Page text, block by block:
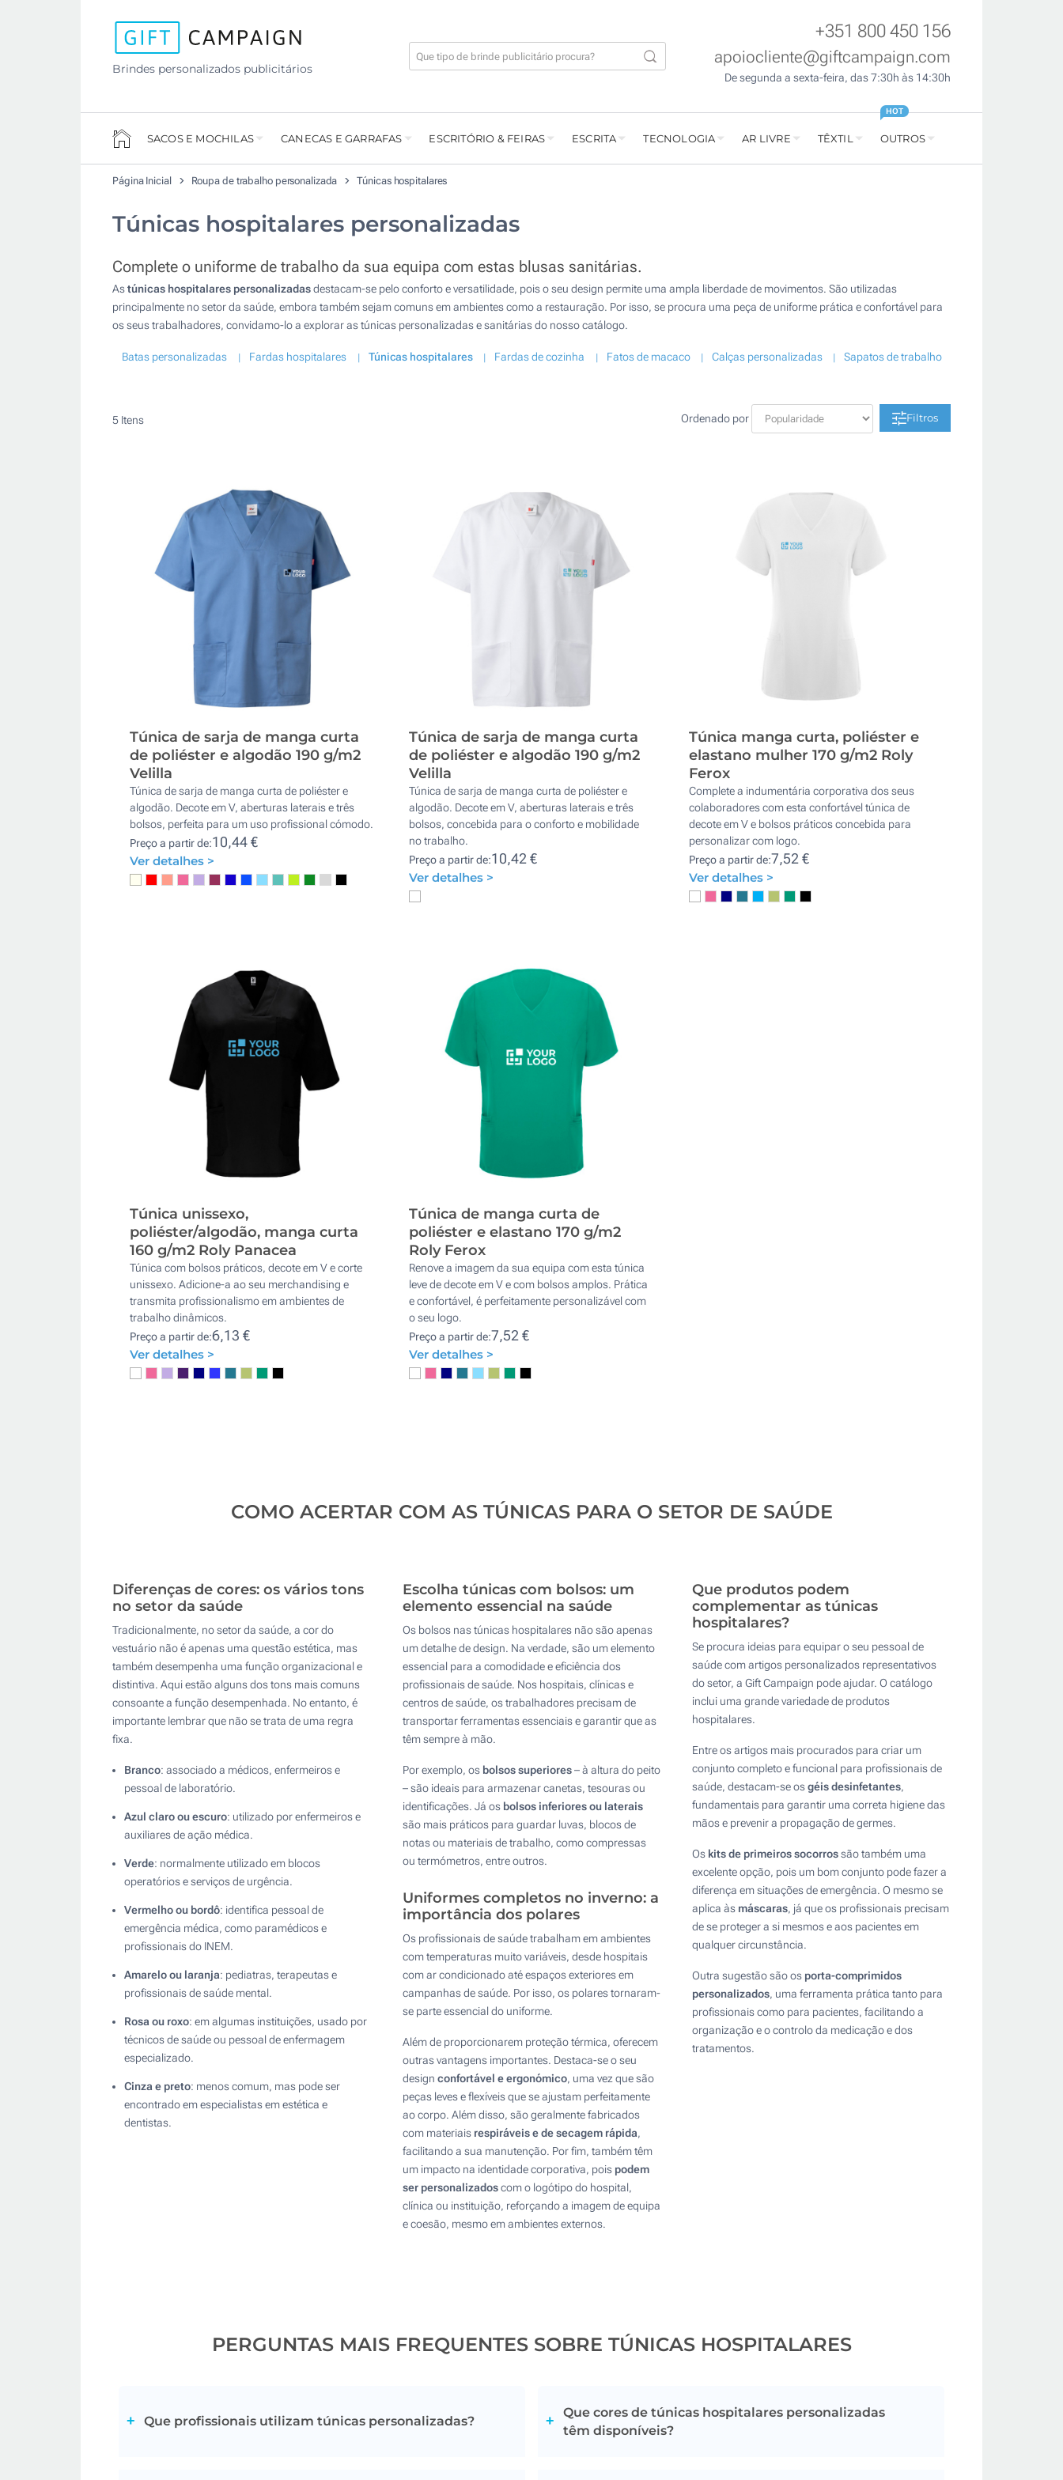
Brindes personalizados publicitários
+351 800 450 156
apoiocliente@giftcampaign.com
De segunda a sexta-feira, das 7:30h às 14:30h
SACOS E MOCHILAS CANECAS E GARRAFAS ESCRITÓRIO & FEIRAS ESCRITA TECNOLOGIA AR LIVRE TÊXTIL OUTROS
HOT
Página Inicial Roupa de trabalho personalizada Túnicas hospitalares
Túnicas hospitalares personalizadas
Complete o uniforme de trabalho da sua equipa com estas blusas sanitárias.
Astúnicas hospitalares personalizadasdestacam-se pelo conforto e versatilidade, pois o seu design permite uma ampla liberdade de movimentos. São utilizadas
principalmente no setor da saúde, embora também sejam comuns em ambientes como a restauração. Por isso, se procura uma peça de uniforme prática e confortável para
os seus trabalhadores, convidamo-lo a explorar as túnicas personalizadas e sanitárias do nosso catálogo.
Batas personalizadas Fardas hospitalares Túnicas hospitalares Fardas de cozinha Fatos de macaco Calças personalizadas Sapatos de trabalho
5 Itens Ordenado por Filtros
Túnica de sarja de manga curta
de poliéster e algodão 190 g/m2
Velilla
Túnica de sarja de manga curta de poliéster e
algodão. Decote em V, aberturas laterais e três
bolsos, perfeita para um uso profissional cómodo.
Preço a partir de:10,44 €
Ver detalhes >
Túnica de sarja de manga curta
de poliéster e algodão 190 g/m2
Velilla
Túnica de sarja de manga curta de poliéster e
algodão. Decote em V, aberturas laterais e três
bolsos, concebida para o conforto e mobilidade
no trabalho.
Preço a partir de:10,42 €
Ver detalhes >
Túnica manga curta, poliéster e
elastano mulher 170 g/m2 Roly
Ferox
Complete a indumentária corporativa dos seus
colaboradores com esta confortável túnica de
decote em V e bolsos práticos concebida para
personalizar com logo.
Preço a partir de:7,52 €
Ver detalhes >
Túnica unissexo,
poliéster/algodão, manga curta
160 g/m2 Roly Panacea
Túnica com bolsos práticos, decote em V e corte
unissexo. Adicione-a ao seu merchandising e
transmita profissionalismo em ambientes de
trabalho dinâmicos.
Preço a partir de:6,13 €
Ver detalhes >
Túnica de manga curta de
poliéster e elastano 170 g/m2
Roly Ferox
Renove a imagem da sua equipa com esta túnica
leve de decote em V e com bolsos amplos. Prática
e confortável, é perfeitamente personalizável com
o seu logo.
Preço a partir de:7,52 €
Ver detalhes >
COMO ACERTAR COM AS TÚNICAS PARA O SETOR DE SAÚDE
Diferenças de cores: os vários tons
no setor da saúde
Tradicionalmente, no setor da saúde, a cor do
vestuário não é apenas uma questão estética, mas
também desempenha uma função organizacional e
distintiva. Aqui estão alguns dos tons mais comuns
consoante a função desempenhada. No entanto, é
importante lembrar que não se trata de uma regra
fixa.
Branco: associado a médicos, enfermeiros e
pessoal de laboratório.
Azul claro ou escuro: utilizado por enfermeiros e
auxiliares de ação médica.
Verde: normalmente utilizado em blocos
operatórios e serviços de urgência.
Vermelho ou bordô: identifica pessoal de
emergência médica, como paramédicos e
profissionais do INEM.
Amarelo ou laranja: pediatras, terapeutas e
profissionais de saúde mental.
Rosa ou roxo: em algumas instituições, usado por
técnicos de saúde ou pessoal de enfermagem
especializado.
Cinza e preto: menos comum, mas pode ser
encontrado em especialistas em estética e
dentistas.
Escolha túnicas com bolsos: um
elemento essencial na saúde
Os bolsos nas túnicas hospitalares não são apenas
um detalhe de design. Na verdade, são um elemento
essencial para a comodidade e eficiência dos
profissionais de saúde. Nos hospitais, clínicas e
centros de saúde, os trabalhadores precisam de
transportar ferramentas essenciais e garantir que as
têm sempre à mão.
Por exemplo, os bolsos superiores– à altura do peito
– são ideais para armazenar canetas, tesouras ou
identificações. Já os bolsos inferiores ou laterais
são mais práticos para guardar luvas, blocos de
notas ou materiais de trabalho, como compressas
ou termómetros, entre outros.
Uniformes completos no inverno: a
importância dos polares
Os profissionais de saúde trabalham em ambientes
com temperaturas muito variáveis, desde hospitais
com ar condicionado até espaços exteriores em
campanhas de saúde. Por isso, os polares tornaram-
se parte essencial do uniforme.
Além de proporcionarem proteção térmica, oferecem
outras vantagens importantes. Destaca-se o seu
design confortável e ergonómico, uma vez que são
peças leves e flexíveis que se ajustam perfeitamente
ao corpo. Além disso, são geralmente fabricados
com materiais respiráveis e de secagem rápida,
facilitando a sua manutenção. Por fim, também têm
um impacto na identidade corporativa, pois podem
ser personalizadoscom o logótipo do hospital,
clínica ou instituição, reforçando a imagem de equipa
e coesão, mesmo em ambientes externos.
Que produtos podem
complementar as túnicas
hospitalares?
Se procura ideias para equipar o seu pessoal de
saúde com artigos personalizados representativos
do setor, a Gift Campaign pode ajudar. O catálogo
inclui uma grande variedade de produtos
hospitalares.
Entre os artigos mais procurados para criar um
conjunto completo e funcional para profissionais de
saúde, destacam-se osgéis desinfetantes,
fundamentais para garantir uma correta higiene das
mãos e prevenir a propagação de germes.
Os kits de primeiros socorrossão também uma
excelente opção, pois um bom conjunto pode fazer a
diferença em situações de emergência. O mesmo se
aplica às máscaras, já que os profissionais precisam
de se proteger a si mesmos e aos pacientes em
qualquer circunstância.
Outra sugestão são os porta-comprimidos
personalizados, uma ferramenta prática tanto para
profissionais como para pacientes, facilitando a
organização e o controlo da medicação e dos
tratamentos.
PERGUNTAS MAIS FREQUENTES SOBRE TÚNICAS HOSPITALARES
Que profissionais utilizam túnicas personalizadas?
Que cores de túnicas hospitalares personalizadas
têm disponíveis?